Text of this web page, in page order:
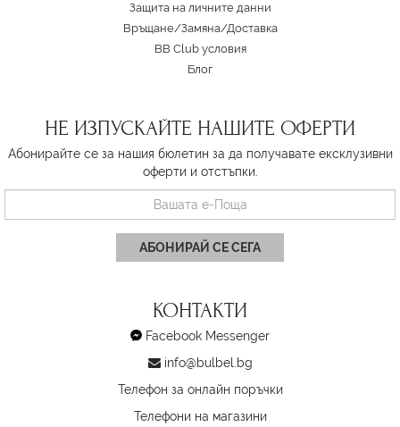
Защита на личните данни
Връщане/Замяна/Доставка
BB Club условия
Блог
НЕ ИЗПУСКАЙТЕ НАШИТЕ ОФЕРТИ
Абонирайте се за нашия бюлетин за да получавате ексклузивни
оферти и отстъпки.
АБОНИРАЙ СЕ СЕГА
КОНТАКТИ
Facebook Messenger
info@bulbel.bg
Телефон за онлайн поръчки
Телефони на магазини